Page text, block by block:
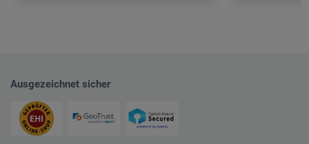
Ausgezeichnet sicher